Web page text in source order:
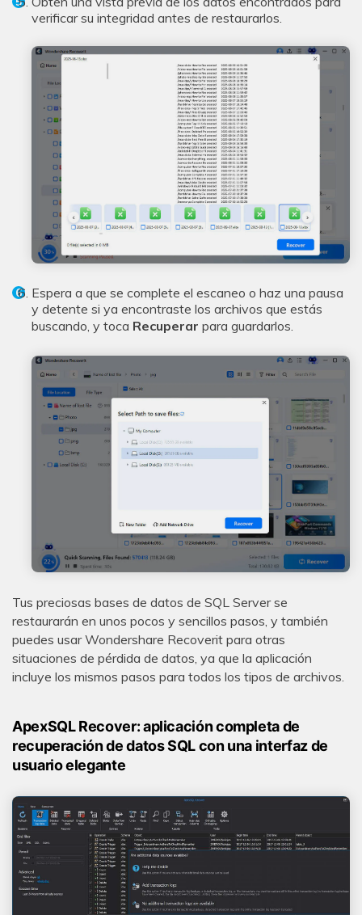
Reparador de Fotos con IA
recuerdos más valiosos con el poder de la IA.
Prueba Online
verificar su integridad antes de restaurarlos.
Espera a que se complete el escaneo o haz una pausa
y detente si ya encontraste los archivos que estás
buscando, y toca Recuperar para guardarlos.
Tus preciosas bases de datos de SQL Server se
restaurarán en unos pocos y sencillos pasos, y también
puedes usar Wondershare Recoverit para otras
situaciones de pérdida de datos, ya que la aplicación
incluye los mismos pasos para todos los tipos de archivos.
ApexSQL Recover: aplicación completa de
recuperación de datos SQL con una interfaz de
usuario elegante